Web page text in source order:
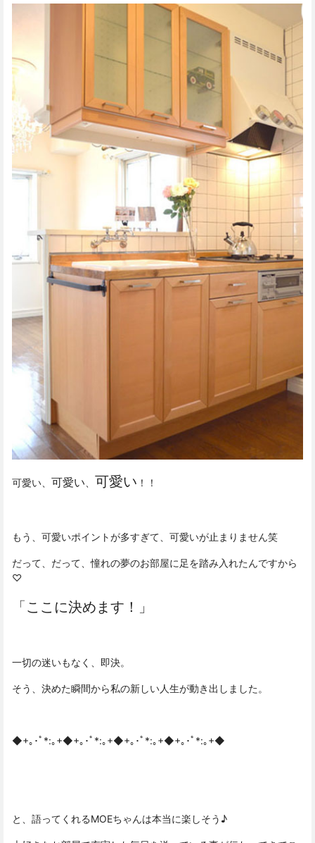
可愛い、 可愛い 可愛い ！！
もう、可愛いポイントが多すぎて、可愛いが止まりません笑
だって、だって、憧れの夢のお部屋に足を踏み入れたんですから
♡
「ここに決めます！」
一切の迷いもなく、即決。
そう、決めた瞬間から私の新しい人生が動き出しました。
◆+｡･ﾟ*:｡+◆+｡･ﾟ*:｡+◆+｡･ﾟ*:｡+◆+｡･ﾟ*:｡+◆
と、語ってくれるMOEちゃんは本当に楽しそう♪